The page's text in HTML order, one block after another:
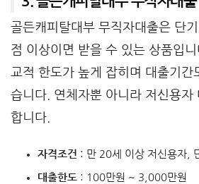
골든캐피탈대부 무직자대출은 단
점 이상이면 받을 수 있는 상품입
교적 한도가 높게 잡히며 대출기간
습니다. 연체자뿐 아니라 저신용자
합니다.
자격조건 : 만 20세 이상 저신용자,
대출한도: 100만원 ~ 3,000만원